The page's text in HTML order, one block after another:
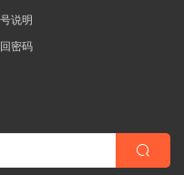
说明
密码